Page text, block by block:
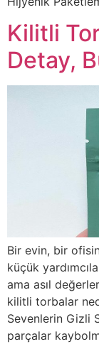
Kilitli
Detay,
Bir evin, bir
küçük
ama asıl
kilitli torbalar
Sevenlerin Gizli
parçalar